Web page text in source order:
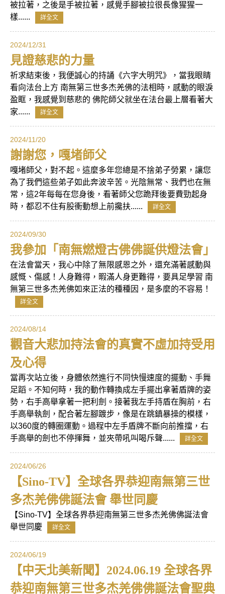
被拉著，之後是手被拉著，感覺手腳被拉很長像猩猩一
樣......
詳全文
2024/12/31
見證慈悲的力量
祈求結束後，我便誠心的持誦《六字大明咒》，當我眼睛
看向法台上方 南無第三世多杰羌佛的法相時，感動的眼淚
盈眶，我感覺到慈悲的 佛陀師父就坐在法台最上層看著大
家......
詳全文
2024/11/20
謝謝您，嘎堵師父
嘎堵師父，對不起。這麼多年您總是不捨弟子勞累，讓您
為了我們這些弟子如此奔波辛苦。光陰無常、我們也在無
常，這2年每每在您身後，看著師父您跪拜後要費勁起身
時，都忍不住有股衝動想上前攙扶......
詳全文
2024/09/30
我參加「南無燃燈古佛佛誕供燈法會」
在法會當天，我心中除了無限感恩之外，還充滿著感動與
感慨、傷感！人身難得，暇滿人身更難得，要具足學習 南
無第三世多杰羌佛如來正法的種種因，是多麼的不容易！
詳全文
2024/08/14
觀音大悲加持法會的真實不虛加持受用
及心得
當再次站立後，身體依然進行不同快慢速度的擺動、手舞
足蹈。不知何時，我的動作轉換成左手擺出拿著盾牌的姿
勢，右手高舉拿著一把利劍。接著我左手持盾在胸前，右
手高舉執劍，配合著左腳踱步，像是在跳鎮暴操的模樣，
以360度的轉圈運動。過程中左手盾牌不斷向前推擋，右
手高舉的劍也不停揮舞，並夾帶吼叫喝斥聲......
詳全文
2024/06/26
【Sino-TV】全球各界恭迎南無第三世
多杰羌佛佛誕法會 舉世同慶
【Sino-TV】全球各界恭迎南無第三世多杰羌佛佛誕法會
舉世同慶
詳全文
2024/06/19
【中天北美新聞】2024.06.19 全球各界
恭迎南無第三世多杰羌佛佛誕法會聖典